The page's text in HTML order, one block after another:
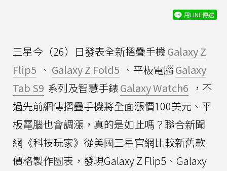
用LINE傳送
三星今（26）日發表全新摺疊手機Galaxy Z
Flip5 、 Galaxy Z Fold5 、平板電腦Galaxy
Tab S9 系列及智慧手錶Galaxy Watch6 ，不
過先前網傳摺疊手機將全面漲價100美元、平
板電腦也會調漲，真的是如此嗎？聯合新聞
網《科技玩家》從美國三星官網比較新舊款
價格製作圖表，發現Galaxy Z Flip5、Galaxy